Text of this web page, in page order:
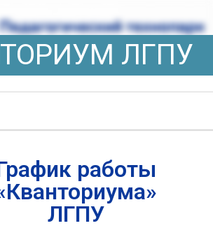
ЛГПУ
работы
ЛГПУ